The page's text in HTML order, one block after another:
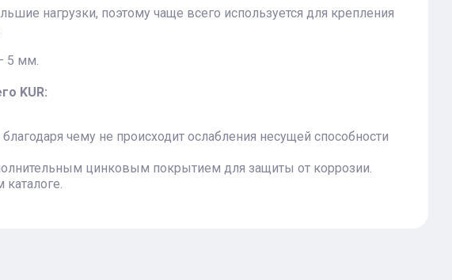
нагрузки, поэтому чаще всего используется для крепления
5 мм.
KUR:
чему не происходит ослабления несущей способности
цинковым покрытием для защиты от коррозии.